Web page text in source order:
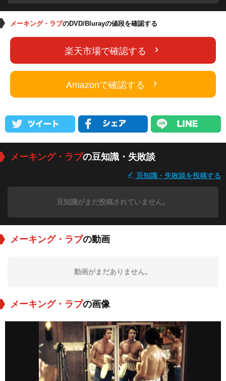
メーキング・ラブのDVD/Blurayの値段を確認する
楽天市場で確認する
Amazonで確認する
メーキング・ラブの豆知識・失敗談
豆知識・失敗談を投稿する
豆知識がまだ投稿されていません。
メーキング・ラブの動画
動画がまだありません。
メーキング・ラブの画像